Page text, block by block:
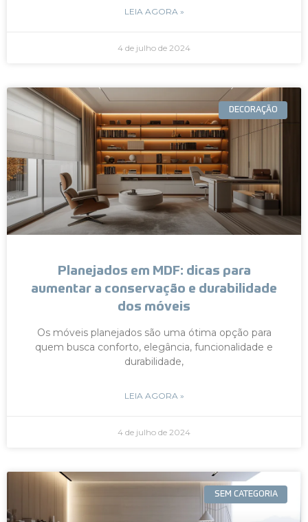
LEIA AGORA »
4 de julho de 2024
DECORAÇÃO
Planejados em MDF: dicas para
aumentar a conservação e durabilidade
dos móveis
Os móveis planejados são uma ótima opção para
quem busca conforto, elegância, funcionalidade e
durabilidade,
LEIA AGORA »
4 de julho de 2024
SEM CATEGORIA